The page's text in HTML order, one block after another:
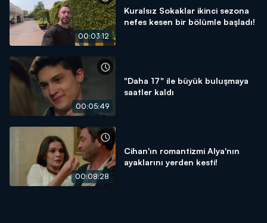
00:03:12
Kuralsız Sokaklar ikinci sezona
nefes kesen bir bölümle başladı!
00:05:49
"Daha 17" ile büyük buluşmaya
saatler kaldı
00:08:28
Cihan'ın romantizmi Alya'nın
ayaklarını yerden kesti!